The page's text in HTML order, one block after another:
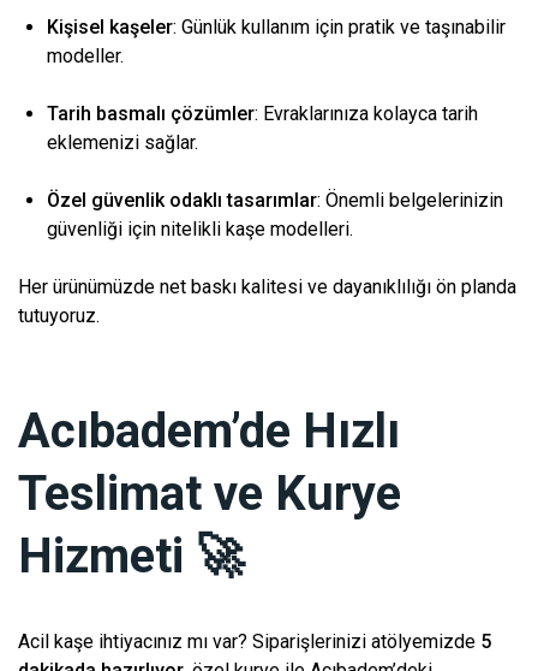
Kişisel kaşeler: Günlük kullanım için pratik ve taşınabilir
modeller.
Tarih basmalı çözümler: Evraklarınıza kolayca tarih
eklemenizi sağlar.
Özel güvenlik odaklı tasarımlar: Önemli belgelerinizin
güvenliği için nitelikli kaşe modelleri.
Her ürünümüzde net baskı kalitesi ve dayanıklılığı ön planda
tutuyoruz.
Acıbadem’de Hızlı
Teslimat ve Kurye
Hizmeti 🚀
Acil kaşe ihtiyacınız mı var? Siparişlerinizi atölyemizde 5